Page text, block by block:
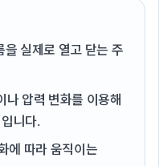
실제로 열고 닫는 주
나 압력 변화를 이용해
니다.
에 따라 움직이는